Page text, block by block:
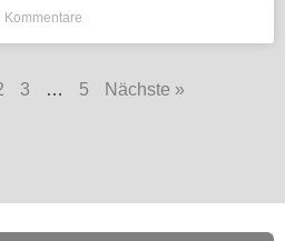
Kommentare
3 … 5 Nächste »